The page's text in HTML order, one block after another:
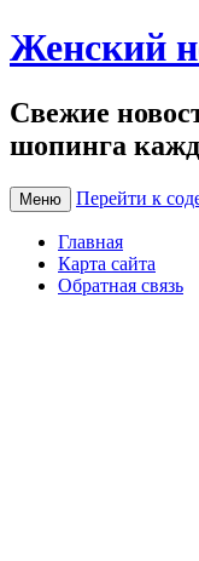
Женский
Свежие
шопинга
Меню Перейти к
Главная
Карта сайта
Обратная связь